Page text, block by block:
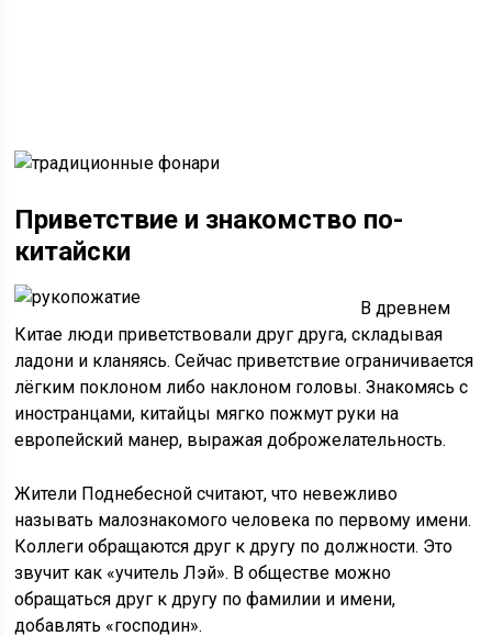
Приветствие и знакомство по-
китайски
В древнем
Китае люди приветствовали друг друга, складывая
ладони и кланяясь. Сейчас приветствие ограничивается
лёгким поклоном либо наклоном головы. Знакомясь с
иностранцами, китайцы мягко пожмут руки на
европейский манер, выражая доброжелательность.
Жители Поднебесной считают, что невежливо
называть малознакомого человека по первому имени.
Коллеги обращаются друг к другу по должности. Это
звучит как «учитель Лэй». В обществе можно
обращаться друг к другу по фамилии и имени,
добавлять «господин».